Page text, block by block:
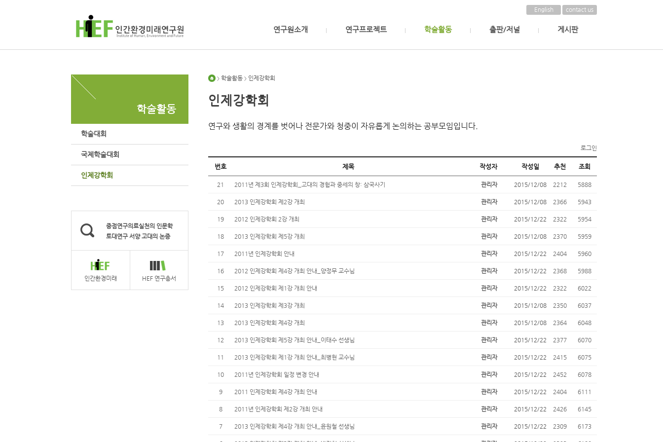
contact us
English
연구원소개 연구프로젝트 학술활동 출판/저널 게시판
학술활동
학술대회
국제학술대회
인제강학회
중점연구의료실천의 인문학
토대연구 서양 고대의 논증
인간환경미래 HEF 연구총서
> 학술활동 > 인제강학회
인제강학회
연구와 생활의 경계를 벗어나 전문가와 청중이 자유롭게 논의하는 공부모임입니다.
로그인
번호 제목 작성자 작성일 추천 조회
21 2011년 제3회 인제강학회_고대의 경험과 중세의 창: 삼국사기 관리자 2015/12/08 2212 5888
20 2013 인제강학회 제2강 개최 관리자 2015/12/08 2366 5943
19 2012 인제강학회 2강 개최 관리자 2015/12/22 2322 5954
18 2013 인제강학회 제5강 개최 관리자 2015/12/08 2370 5959
17 2011년 인제강학회 안내 관리자 2015/12/22 2404 5960
16 2012 인제강학회 제4강 개최 안내_양정무 교수님 관리자 2015/12/22 2368 5988
15 2012 인제강학회 제1강 개최 안내 관리자 2015/12/22 2322 6022
14 2013 인제강학회 제3강 개최 관리자 2015/12/08 2350 6037
13 2013 인제강학회 제4강 개최 관리자 2015/12/08 2364 6048
12 2013 인제강학회 제5강 개최 안내_이태수 선생님 관리자 2015/12/22 2377 6070
11 2013 인제강학회 제1강 개최 안내_최병현 교수님 관리자 2015/12/22 2415 6075
10 2011년 인제강학회 일정 변경 안내 관리자 2015/12/22 2452 6078
9 2011 인제강학회 제4강 개최 안내 관리자 2015/12/22 2404 6111
8 2011년 인제강학회 제2강 개최 안내 관리자 2015/12/22 2426 6145
7 2013 인제강학회 제4강 개최 안내_윤원철 선생님 관리자 2015/12/22 2309 6173